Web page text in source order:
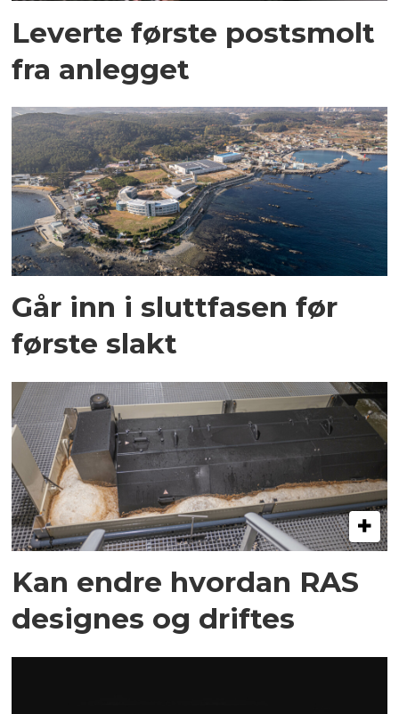
Leverte første postsmolt
fra anlegget
Går inn i sluttfasen før
første slakt
Kan endre hvordan RAS
designes og driftes